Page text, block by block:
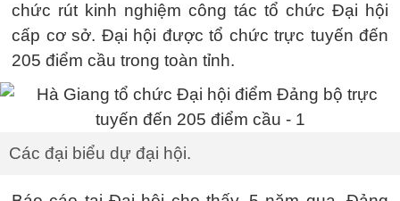
chức rút kinh nghiệm công tác tổ chức Đại hội
cấp cơ sở. Đại hội được tổ chức trực tuyến đến
205 điểm cầu trong toàn tỉnh.
Các đại biểu dự đại hội.